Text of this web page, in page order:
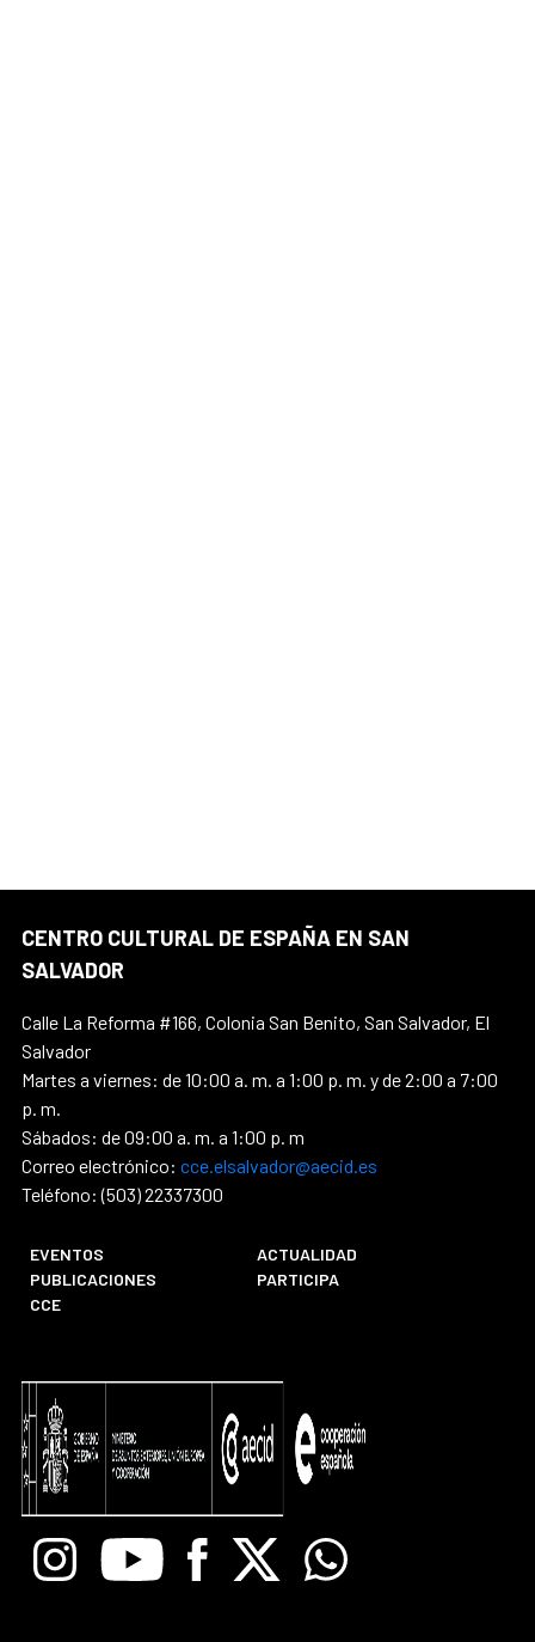
CENTRO CULTURAL DE ESPAÑA EN SAN
SALVADOR
Calle La Reforma #166, Colonia San Benito, San Salvador, El
Salvador
Martes a viernes: de 10:00 a. m. a 1:00 p. m. y de 2:00 a 7:00
p. m.
Sábados: de 09:00 a. m. a 1:00 p. m
Correo electrónico: cce.elsalvador@aecid.es
Teléfono: (503) 22337300
EVENTOS
ACTUALIDAD
PUBLICACIONES
PARTICIPA
CCE
InstagramYoutube Facebook
X Whatsapp